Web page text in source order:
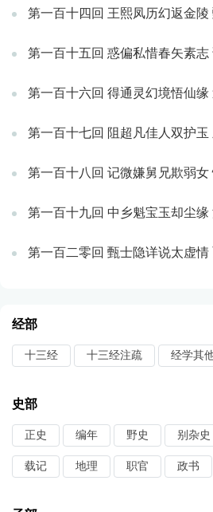
第一百十四回 王熙凤历幻返金陵
第一百十五回 惑偏私惜春矢素志
第一百十六回 得通灵幻境悟仙缘
第一百十七回 阻超凡佳人双护玉
第一百十八回 记微嫌舅兄欺弱女
第一百十九回 中乡魁宝玉却尘缘
第一百二零回 甄士隐详说太虚
经部
十三经 十三经注疏 经学其
史部
正史 编年 野史 别杂史
载记 地理 职官 政书